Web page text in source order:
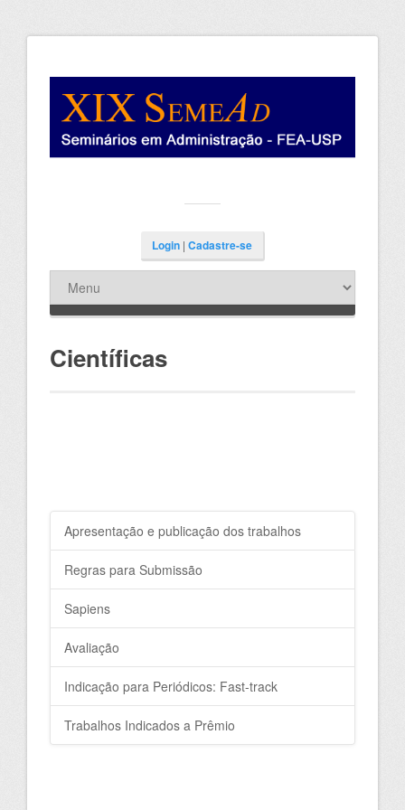
Login| Cadastre-se
Científicas
Apresentação e publicação dos trabalhos
Regras para Submissão
Sapiens
Avaliação
Indicação para Periódicos: Fast-track
Trabalhos Indicados a Prêmio